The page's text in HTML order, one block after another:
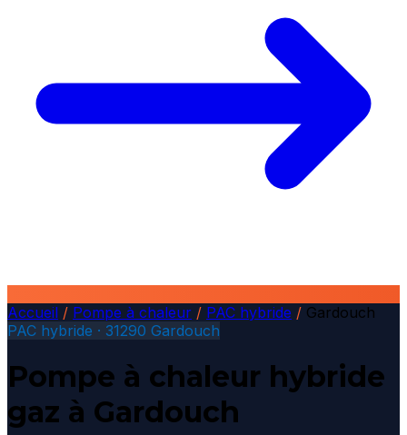
Accueil / Pompe à chaleur / PAC hybride / Gardouch
PAC hybride · 31290 Gardouch
Pompe à chaleur hybride
gaz à Gardouch